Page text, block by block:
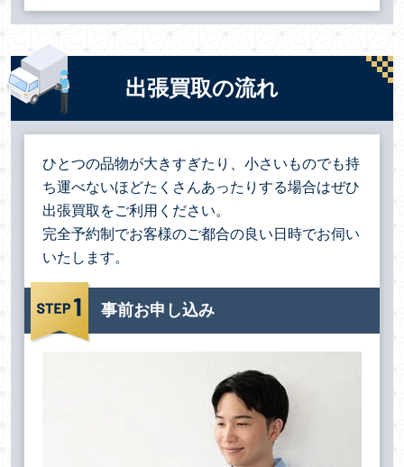
出張買取の流れ
ひとつの品物が大きすぎたり、小さいものでも持
ち運べないほどたくさんあったりする場合はぜひ
出張買取をご利用ください。
完全予約制でお客様のご都合の良い日時でお伺い
いたします。
事前お申し込み